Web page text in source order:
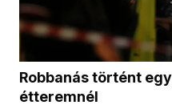
Robbanás történt
étteremnél